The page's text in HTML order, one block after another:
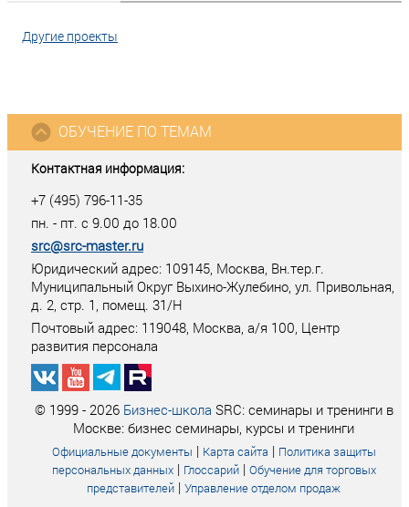
Другие проекты
Контактная информация:
+7 (495) 796-11-35
пн. - пт. с 9.00 до 18.00
src@src-master.ru
Юридический адрес: 109145, Москва, Вн.тер.г.
Муниципальный Округ Выхино-Жулебино, ул. Привольная,
д. 2, стр. 1, помещ. 31/Н
Почтовый адрес: 119048, Москва, а/я 100, Центр
развития персонала
ОБУЧЕНИЕ ПО ТЕМАМ
© 1999 - 2026 Бизнес-школа SRC: семинары и тренинги в
Москве: бизнес семинары, курсы и тренинги
Официальные документы | Карта сайта | Политика защиты
персональных данных| Глоссарий| Обучение для торговых
представителей | Управление отделом продаж